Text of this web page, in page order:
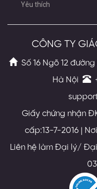
Yêu thích
CÔNG TY
Số 16 Ngõ 12
Hà Nội
Giấy chứng nhận
cấp:13-7-2016 |
Liên hệ làm Đại lý/ Đại